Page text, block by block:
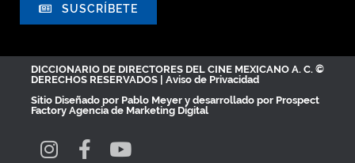
SUSCRÍBETE
DICCIONARIO DE DIRECTORES DEL CINE MEXICANO A. C. ©
DERECHOS RESERVADOS | Aviso de Privacidad
Sitio Diseñado por Pablo Meyer y desarrollado por Prospect
Factory Agencia de Marketing Digital